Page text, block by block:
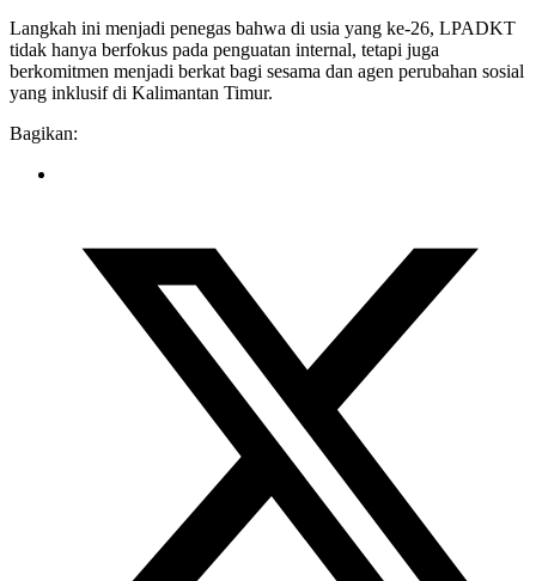
Langkah ini menjadi penegas bahwa di usia yang ke-26, LPADKT
tidak hanya berfokus pada penguatan internal, tetapi juga
berkomitmen menjadi berkat bagi sesama dan agen perubahan sosial
yang inklusif di Kalimantan Timur.
Bagikan: